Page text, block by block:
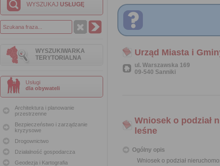
WYSZUKAJ USŁUGĘ
WYSZUKIWARKA
TERYTORIALNA
Usługi
dla obywateli
Architektura i planowanie
przestrzenne
Bezpieczeństwo i zarządzanie
kryzysowe
Drogownictwo
Działalność gospodarcza
Geodezja i Kartografia
Urząd Miasta i
ul. Warszawska 169
09-540 Sanniki
Wniosek o podział
leśne
Ogólny opis
Wniosek o podział